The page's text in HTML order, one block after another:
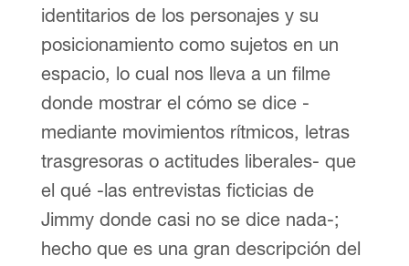
identitarios de los personajes y su
posicionamiento como sujetos en un
espacio, lo cual nos lleva a un filme
donde mostrar el cómo se dice -
mediante movimientos rítmicos, letras
trasgresoras o actitudes liberales- que
el qué -las entrevistas ficticias de
Jimmy donde casi no se dice nada-;
hecho que es una gran descripción del